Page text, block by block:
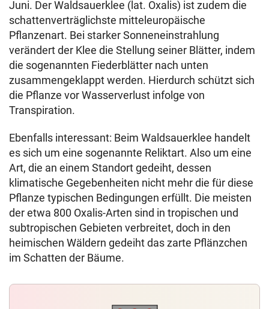
Juni. Der Waldsauerklee (lat. Oxalis) ist zudem die
schattenverträglichste mitteleuropäische
Pflanzenart. Bei starker Sonneneinstrahlung
verändert der Klee die Stellung seiner Blätter, indem
die sogenannten Fiederblätter nach unten
zusammengeklappt werden. Hierdurch schützt sich
die Pflanze vor Wasserverlust infolge von
Transpiration.
Ebenfalls interessant: Beim Waldsauerklee handelt
es sich um eine sogenannte Reliktart. Also um eine
Art, die an einem Standort gedeiht, dessen
klimatische Gegebenheiten nicht mehr die für diese
Pflanze typischen Bedingungen erfüllt. Die meisten
der etwa 800 Oxalis-Arten sind in tropischen und
subtropischen Gebieten verbreitet, doch in den
heimischen Wäldern gedeiht das zarte Pflänzchen
im Schatten der Bäume.